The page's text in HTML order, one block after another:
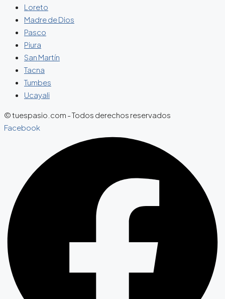
Loreto
Madre de Dios
Pasco
Piura
San Martín
Tacna
Tumbes
Ucayali
© tuespasio.com - Todos derechos reservados
Facebook